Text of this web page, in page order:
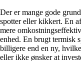
Der er mange gode
spotter eller kikkert. En
mere
enhed. En brugt termisk
billigere end en ny,
eller ikke ønsker at